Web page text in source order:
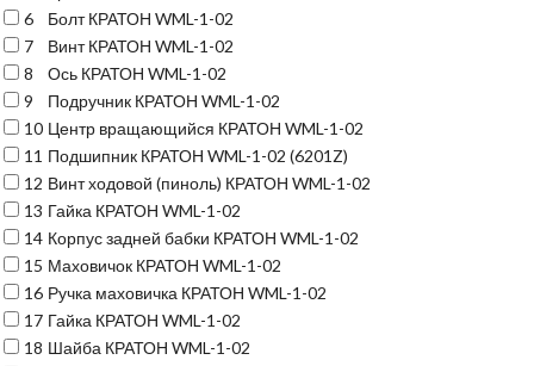
6
Болт КРАТОН WML-1-02
7
Винт КРАТОН WML-1-02
8
Ось КРАТОН WML-1-02
9
Подручник КРАТОН WML-1-02
10 Центр вращающийся КРАТОН WML-1-02
11 Подшипник КРАТОН WML-1-02 (6201Z)
12 Винт ходовой (пиноль) КРАТОН WML-1-02
13 Гайка КРАТОН WML-1-02
14 Корпус задней бабки КРАТОН WML-1-02
15 Маховичок КРАТОН WML-1-02
16 Ручка маховичка КРАТОН WML-1-02
17 Гайка КРАТОН WML-1-02
18 Шайба КРАТОН WML-1-02